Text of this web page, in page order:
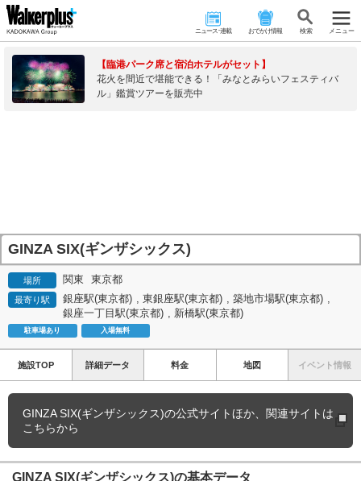
ニュース･連載 おでかけ情報 検 索 メニュー
【臨港パーク席と宿泊ホテルがセット】
花火を間近で堪能できる！「みなとみらいフェスティバ
ル」鑑賞ツアーを販売中
GINZA SIX(ギンザシックス)
場所 関東 東京都
最寄り駅 銀座駅(東京都) , 東銀座駅(東京都) , 築地市場駅(東京都) ,
銀座一丁目駅(東京都) , 新橋駅(東京都)
駐車場あり 入場無料
施設TOP 詳細データ 料金 地図 イベント情報
GINZA SIX(ギンザシックス)の公式サイトほか、関連サイトは
こちらから
GINZA SIX(ギンザシックス)の基本データ